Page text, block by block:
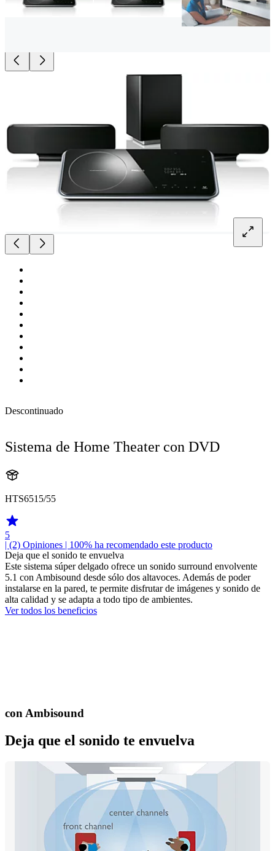
Descontinuado
Sistema de Home Theater con DVD
HTS6515/55
5
| (2) Opiniones | 100% ha recomendado este producto
Deja que el sonido te envuelva
Este sistema súper delgado ofrece un sonido surround envolvente
5.1 con Ambisound desde sólo dos altavoces. Además de poder
instalarse en la pared, te permite disfrutar de imágenes y sonido de
alta calidad y se adapta a todo tipo de ambientes.
Ver todos los beneficios
con Ambisound
Deja que el sonido te envuelva